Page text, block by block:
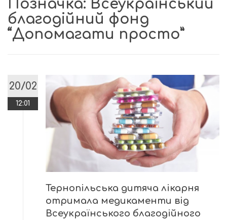
Позначка: Всеукраїнський
благодійний фонд
“Допомагати просто”
20/02
12:01
Тернопільська дитяча лікарня
отримала медикаменти від
Всеукраїнського благодійного